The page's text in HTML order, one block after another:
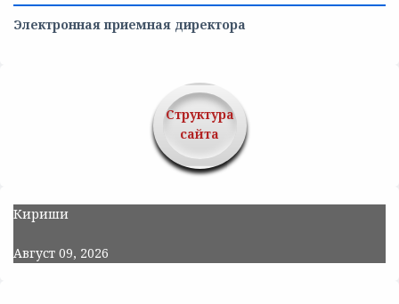
Электронная приемная директора
Структура
сайта
Кириши
Август 09, 2026